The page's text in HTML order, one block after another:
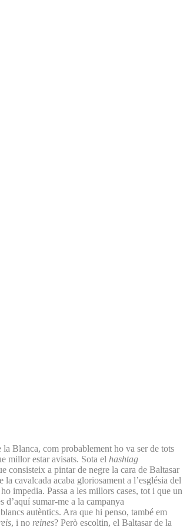
Blanca, com probablement ho va ser de tots
millor estar avisats. Sota el hashtag
consisteix a pintar de negre la cara de Baltasar
cavalcada acaba gloriosament a l’església del
impedia. Passa a les millors cases, tot i que un
d’aquí sumar-me a la campanya
autèntics. Ara que hi penso, també em
, i no reines? Però escoltin, el Baltasar de la